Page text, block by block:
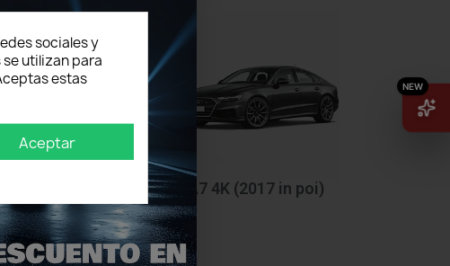
A7 4K (2017 in poi)
sociales y
utilizan para
estas
Aceptar